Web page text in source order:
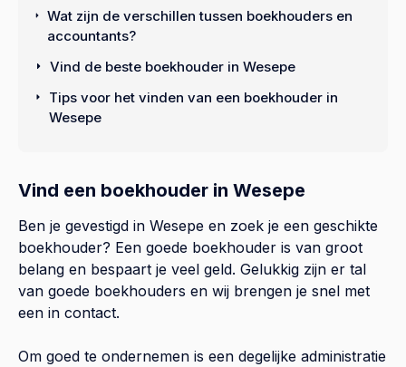
Vind een boekhouder in Wesepe
Ben je gevestigd in Wesepe en zoek je een geschikte
boekhouder? Een goede boekhouder is van groot
belang en bespaart je veel geld. Gelukkig zijn er tal
van goede boekhouders en wij brengen je snel met
een in contact.
Om goed te ondernemen is een degelijke administratie
Wat zijn de verschillen tussen boekhouders en
accountants?
Vind de beste boekhouder in Wesepe
Tips voor het vinden van een boekhouder in
Wesepe